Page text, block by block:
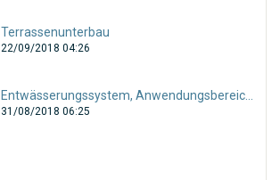
Terrassenunterbau
22/09/2018 04:26
31/08/2018 06:25